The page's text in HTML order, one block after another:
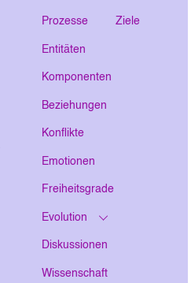
Prozesse Ziele
Entitäten
Komponenten
Beziehungen
Konflikte
Emotionen
Freiheitsgrade
Evolution
Diskussionen
Wissenschaft